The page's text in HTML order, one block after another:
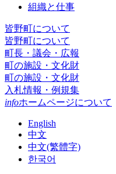
組織と仕事
皆野町について
皆野町について
町長・議会・広報
町の施設・文化財
町の施設・文化財
入札情報・例規集
infoホームページについて
English
中文
中文(繁體字)
한국어